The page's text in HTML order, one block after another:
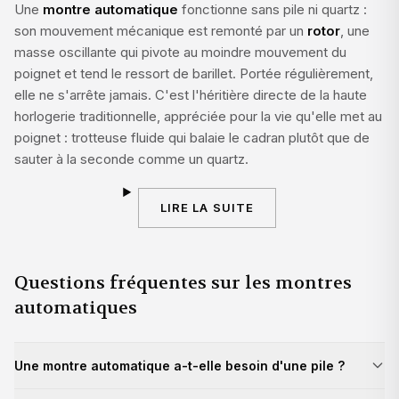
Une montre automatique fonctionne sans pile ni quartz :
son mouvement mécanique est remonté par un rotor , une
masse oscillante qui pivote au moindre mouvement du
poignet et tend le ressort de barillet. Portée régulièrement,
elle ne s'arrête jamais. C'est l'héritière directe de la haute
horlogerie traditionnelle, appréciée pour la vie qu'elle met au
poignet : trotteuse fluide qui balaie le cadran plutôt que de
sauter à la seconde comme un quartz.
LIRE LA SUITE
Questions fréquentes sur les montres
automatiques
Une montre automatique a-t-elle besoin d'une pile ?